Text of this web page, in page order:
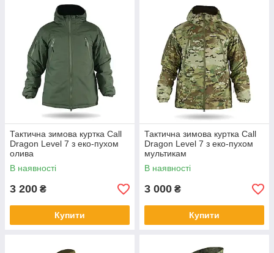
Тактична зимова куртка Call
Dragon Level 7 з еко-пухом
олива
В наявності
3 200 ₴
Купити
Тактична зимова куртка Call
Dragon Level 7 з еко-пухом
мультикам
В наявності
3 000 ₴
Купити